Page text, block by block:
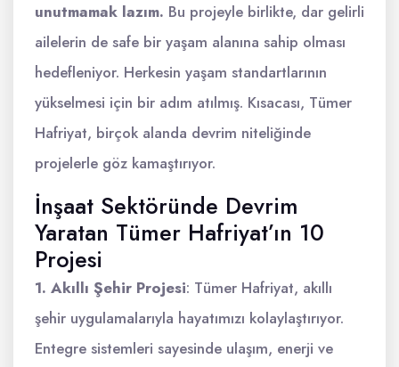
unutmamak lazım. Bu projeyle birlikte, dar gelirli
ailelerin de safe bir yaşam alanına sahip olması
hedefleniyor. Herkesin yaşam standartlarının
yükselmesi için bir adım atılmış. Kısacası, Tümer
Hafriyat, birçok alanda devrim niteliğinde
projelerle göz kamaştırıyor.
İnşaat Sektöründe Devrim
Yaratan Tümer Hafriyat’ın 10
Projesi
1. Akıllı Şehir Projesi: Tümer Hafriyat, akıllı
şehir uygulamalarıyla hayatımızı kolaylaştırıyor.
Entegre sistemleri sayesinde ulaşım, enerji ve